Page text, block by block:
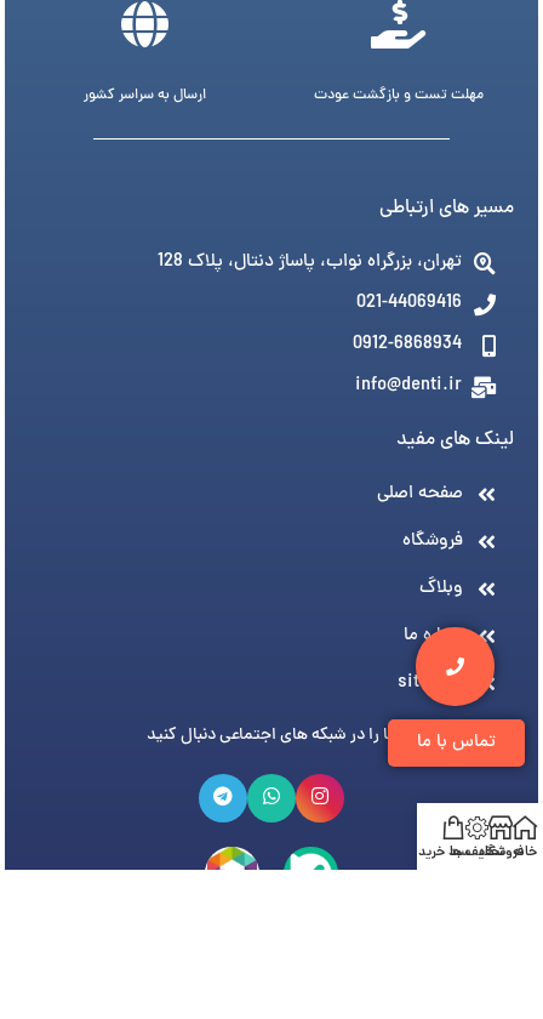
تماس با ما
مهلت تست و بازگشت عودت ارسال به سراسر کشور
مسیر های ارتباطی
تهران، بزرگراه نواب، پاساژ دنتال، پلاک 128
021-44069416
0912-6868934
info@denti.ir
لینک های مفید
صفحه اصلی
فروشگاه
وبلاگ
درباره ما
sitemap
ما را در شبکه های اجتماعی دنبال کنید
خانهفروشگاه
تخفیف هاسبد خرید